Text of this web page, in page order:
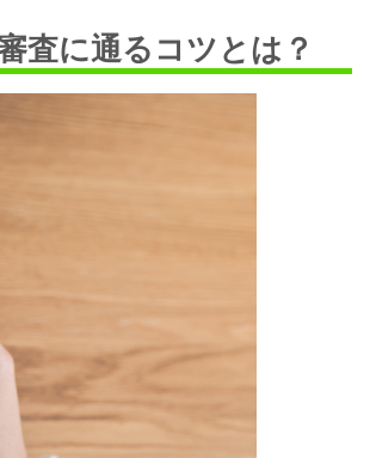
査に通るコツとは？